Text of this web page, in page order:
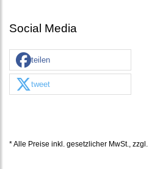
Social Media
teilen
tweet
* Alle Preise inkl. gesetzlicher MwSt., zzgl.